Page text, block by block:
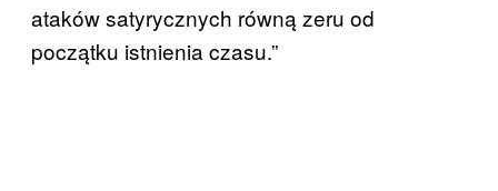
ataków satyrycznych równą zeru od
początku istnienia czasu.”